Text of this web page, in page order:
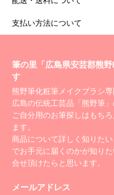
支払い方法について
筆の里「広島県安芸郡熊
す
熊野筆化粧筆メイクブラシ
広島の伝統工芸品「熊野筆
ご自分用のお筆探しはもち
ます。
商品について詳しく知りた
でお手元に届くのかが知り
合せ頂けたらと思います。
メールアドレス